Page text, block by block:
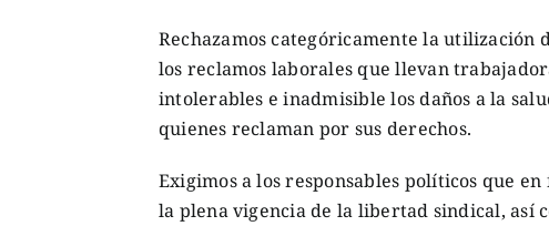
Rechazamos categóricamente la utilización
los reclamos laborales que llevan
intolerables e inadmisible los daños a la
quienes reclaman por sus derechos.
Exigimos a los responsables políticos que
la plena vigencia de la libertad sindical, así